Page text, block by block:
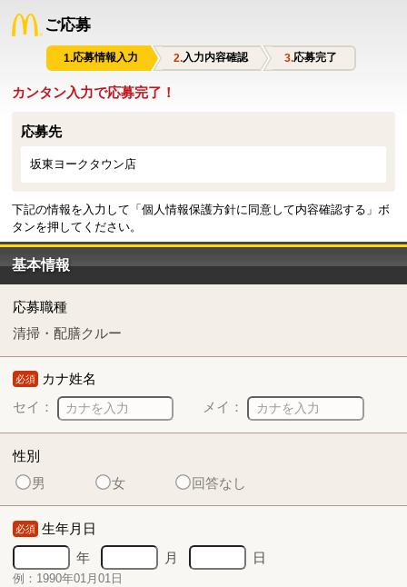
ご応募
応募情報入力 入力内容確認 応募完了
カンタン入力で応募完了！
応募先
坂東ヨークタウン店
下記の情報を入力して「個人情報保護方針に同意して内容確認する」ボ
タンを押してください。
基本情報
応募職種
清掃・配膳クルー
必須 カナ姓名
セイ：
メイ：
性別
男
女 回答なし
必須 生年月日
年
月 日
例：1990年01月01日